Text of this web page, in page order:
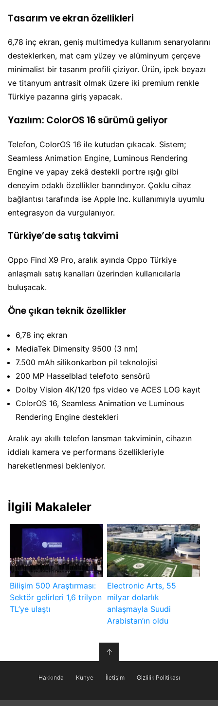
Tasarım ve ekran özellikleri
6,78 inç ekran, geniş multimedya kullanım senaryolarını
desteklerken, mat cam yüzey ve alüminyum çerçeve
minimalist bir tasarım profili çiziyor. Ürün, ipek beyazı
ve titanyum antrasit olmak üzere iki premium renkle
Türkiye pazarına giriş yapacak.
Yazılım: ColorOS 16 sürümü geliyor
Telefon, ColorOS 16 ile kutudan çıkacak. Sistem;
Seamless Animation Engine, Luminous Rendering
Engine ve yapay zekâ destekli portre ışığı gibi
deneyim odaklı özellikler barındırıyor. Çoklu cihaz
bağlantısı tarafında ise Apple Inc. kullanımıyla uyumlu
entegrasyon da vurgulanıyor.
Türkiye’de satış takvimi
Oppo Find X9 Pro, aralık ayında Oppo Türkiye
anlaşmalı satış kanalları üzerinden kullanıcılarla
buluşacak.
Öne çıkan teknik özellikler
6,78 inç ekran
MediaTek Dimensity 9500 (3 nm)
7.500 mAh silikonkarbon pil teknolojisi
200 MP Hasselblad telefoto sensörü
Dolby Vision 4K/120 fps video ve ACES LOG kayıt
ColorOS 16, Seamless Animation ve Luminous
Rendering Engine destekleri
Aralık ayı akıllı telefon lansman takviminin, cihazın
iddialı kamera ve performans özellikleriyle
hareketlenmesi bekleniyor.
İlgili Makaleler
Bilişim 500 Araştırması:
Sektör gelirleri 1,6 trilyon
TL’ye ulaştı
Electronic Arts, 55
milyar dolarlık
anlaşmayla Suudi
Arabistan’ın oldu
↑
Hakkında Künye İletişim Gizlilik Politikası